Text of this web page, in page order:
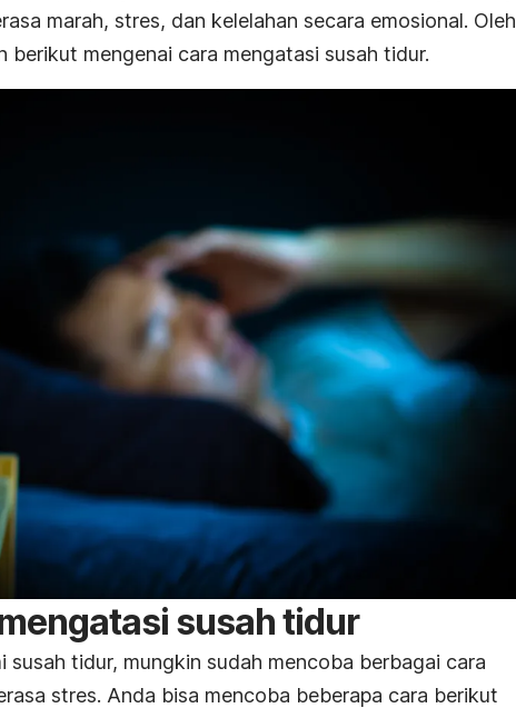
marah, stres, dan kelelahan secara emosional. Oleh
berikut mengenai cara mengatasi susah tidur.
susah tidur
susah tidur, mungkin sudah mencoba berbagai cara
stres. Anda bisa mencoba beberapa cara berikut